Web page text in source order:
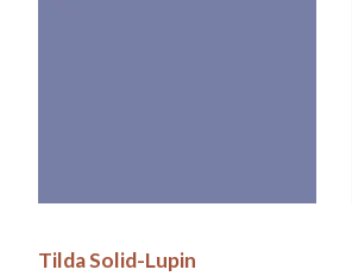
Tilda Solid-Lupin